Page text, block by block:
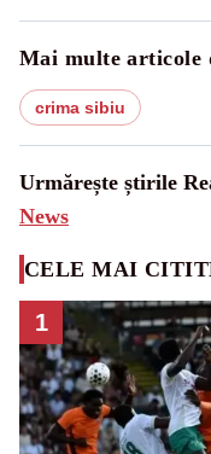
Mai multe articole
crima sibiu
Urmărește știrile
News
CELE MAI
1